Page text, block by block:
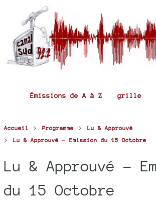
Émissions de A à Z grille
Accueil > Programme > Lu & Approuvé
> Lu & Approuvé - Emission du 15 Octobre
Lu & Approuvé -
du 15 Octobre